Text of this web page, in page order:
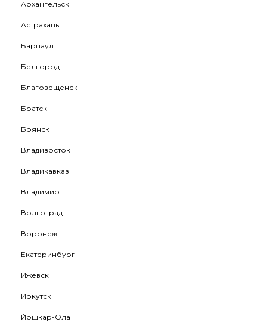
Архангельск
Астрахань
Барнаул
Белгород
Благовещенск
Братск
Брянск
Владивосток
Владикавказ
Владимир
Волгоград
Воронеж
Екатеринбург
Ижевск
Иркутск
Йошкар-Ола